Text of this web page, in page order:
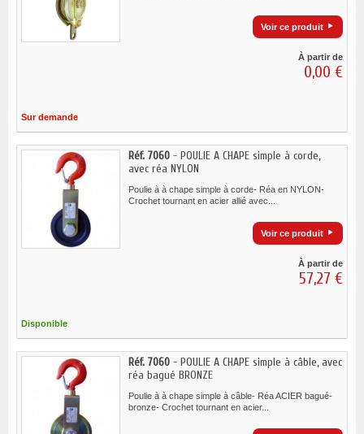
Voir ce produit
À partir de
0,00 €
Sur demande
Réf. 7060 - POULIE A CHAPE simple à corde,
avec réa NYLON
Poulie à à chape simple à corde- Réa en NYLON-
Crochet tournant en acier allié avec...
Voir ce produit
À partir de
57,27 €
Disponible
Réf. 7060 - POULIE A CHAPE simple à câble, avec
réa bagué BRONZE
Poulie à à chape simple à câble- Réa ACIER bagué-
bronze- Crochet tournant en acier...